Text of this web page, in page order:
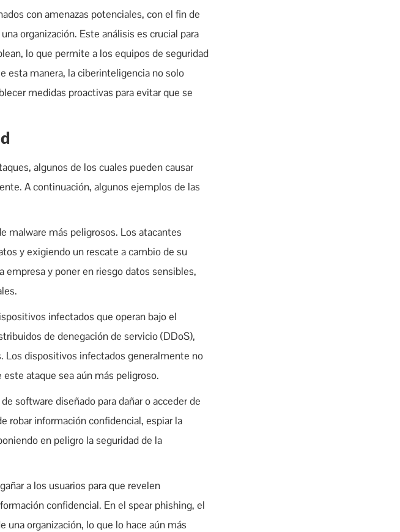
con amenazas potenciales, con el fin de
organización. Este análisis es crucial para
lo que permite a los equipos de seguridad
esta manera, la ciberinteligencia no solo
medidas proactivas para evitar que se
algunos de los cuales pueden causar
A continuación, algunos ejemplos de las
malware más peligrosos. Los atacantes
y exigiendo un rescate a cambio de su
empresa y poner en riesgo datos sensibles,
infectados que operan bajo el
de denegación de servicio (DDoS),
Los dispositivos infectados generalmente no
ataque sea aún más peligroso.
software diseñado para dañar o acceder de
robar información confidencial, espiar la
en peligro la seguridad de la
a los usuarios para que revelen
confidencial. En el spear phishing, el
organización, lo que lo hace aún más